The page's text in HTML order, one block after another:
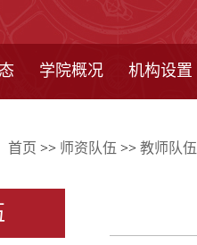
学院概况 机构设置
首页 >> 师资队伍 >> 教师队伍